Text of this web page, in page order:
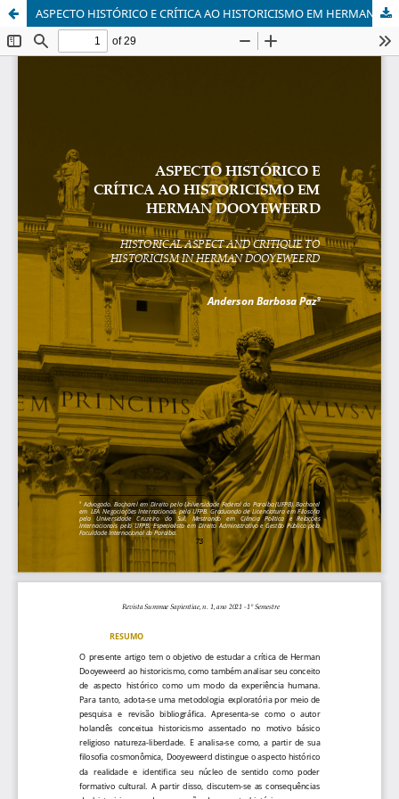
ASPECTO HISTÓRICO E CRÍTICA AO HISTORICISMO EM HERMAN DOOYEWEERD